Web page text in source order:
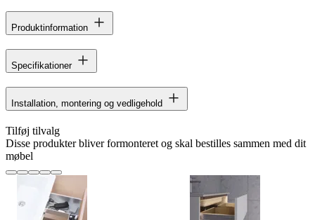
Produktinformation
Specifikationer
Installation, montering og vedligehold
Tilføj tilvalg
Disse produkter bliver formonteret og skal bestilles sammen med dit
møbel